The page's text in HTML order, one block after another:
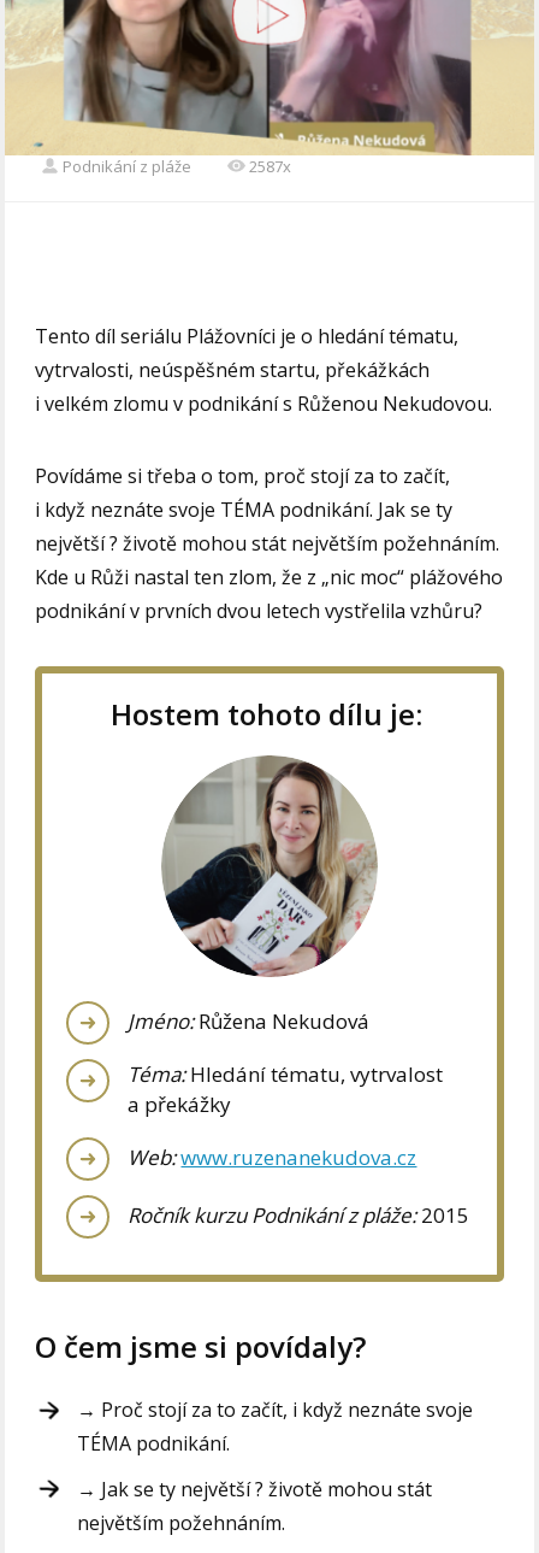
Podnikání z pláže 2587x
Tento díl seriálu Plážovníci je o hledání tématu,
vytrvalosti, neúspěšném startu, překážkách
i velkém zlomu v podnikání s Růženou Nekudovou.
Povídáme si třeba o tom, proč stojí za to začít,
i když neznáte svoje TÉMA podnikání. Jak se ty
největší ? životě mohou stát největším požehnáním.
Kde u Růži nastal ten zlom, že z „nic moc“ plážového
podnikání v prvních dvou letech vystřelila vzhůru?
Hostem tohoto dílu je:
Jméno:Růžena Nekudová
Téma:Hledání tématu, vytrvalost
a překážky
Web:www.ruzenanekudova.cz
Ročník kurzu Podnikání z pláže:2015
O čem jsme si povídaly?
→ Proč stojí za to začít, i když neznáte svoje
TÉMA podnikání.
→ Jak se ty největší ? životě mohou stát
největším požehnáním.